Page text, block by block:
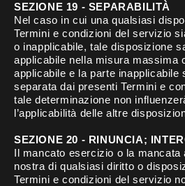
SEZIONE 19 - SEPARABILITÀ
Nel caso in cui una qualsiasi
Termini e condizioni del servizio
o inapplicabile, tale disposizione
applicabile nella misura massima
applicabile e la parte inapplicabile
separata dai presenti Termini e
tale determinazione non
l’applicabilità delle altre
SEZIONE 20 - RINUNCIA;
Il mancato esercizio o la mancata
nostra di qualsiasi diritto o
Termini e condizioni del servizio